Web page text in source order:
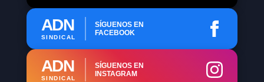
ADN
SINDICAL
SÍGUENOS EN
FACEBOOK
ADN
SINDICAL
SÍGUENOS EN
INSTAGRAM